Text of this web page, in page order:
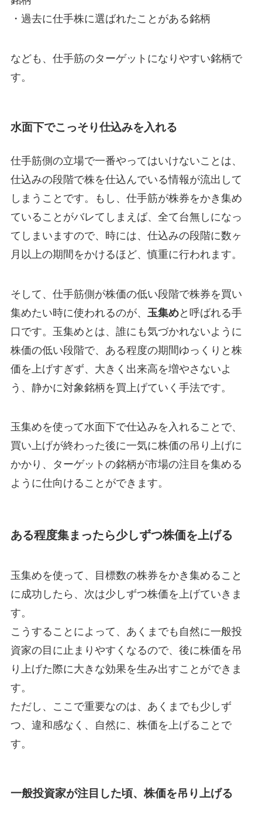
・過去に仕手株に選ばれたことがある銘柄
なども、仕手筋のターゲットになりやすい銘柄で
す。
水面下でこっそり仕込みを入れる
仕手筋側の立場で一番やってはいけないことは、
仕込みの段階で株を仕込んでいる情報が流出して
しまうことです。もし、仕手筋が株券をかき集め
ていることがバレてしまえば、全て台無しになっ
てしまいますので、時には、仕込みの段階に数ヶ
月以上の期間をかけるほど、慎重に行われます。
そして、仕手筋側が株価の低い段階で株券を買い
集めたい時に使われるのが、 玉集めと呼ばれる手
口です。玉集めとは、誰にも気づかれないように
株価の低い段階で、ある程度の期間ゆっくりと株
価を上げすぎず、大きく出来高を増やさないよ
う、静かに対象銘柄を買上げていく手法です。
玉集めを使って水面下で仕込みを入れることで、
買い上げが終わった後に一気に株価の吊り上げに
かかり、ターゲットの銘柄が市場の注目を集める
ように仕向けることができます。
ある程度集まったら少しずつ株価を上げる
玉集めを使って、目標数の株券をかき集めること
に成功したら、次は少しずつ株価を上げていきま
す。
こうすることによって、あくまでも自然に一般投
資家の目に止まりやすくなるので、後に株価を吊
り上げた際に大きな効果を生み出すことができま
す。
ただし、ここで重要なのは、あくまでも少しず
つ、違和感なく、自然に、株価を上げることで
す。
一般投資家が注目した頃、株価を吊り上げる